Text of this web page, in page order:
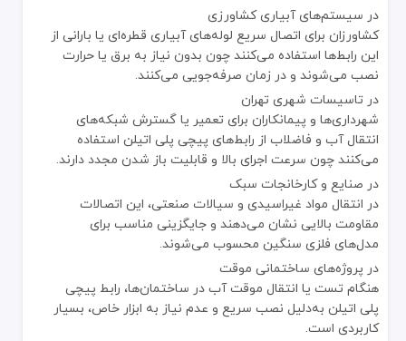
در سیستم‌های آبیاری کشاورزی
کشاورزان برای اتصال سریع لوله‌های آبیاری قطره‌ای یا بارانی از
این رابط‌ها استفاده می‌کنند چون بدون نیاز به برق یا حرارت
نصب می‌شوند و در زمان صرفه‌جویی می‌کنند.
در تاسیسات شهری تهران
شهرداری‌ها و پیمانکاران برای تعمیر یا گسترش شبکه‌های
انتقال آب و فاضلاب از رابط‌های پیچی پلی اتیلن استفاده
می‌کنند چون سرعت اجرای بالا و قابلیت باز شدن مجدد دارند.
در صنایع و کارخانجات سبک
در انتقال مواد غیراسیدی و سیالات صنعتی، این اتصالات
مقاومت بالایی نشان می‌دهند و جایگزینی مناسب برای
مدل‌های فلزی سنگین محسوب می‌شوند.
در پروژه‌های ساختمانی موقت
هنگام تست یا انتقال موقت آب در ساختمان‌ها، رابط پیچی
پلی اتیلن به‌دلیل نصب سریع و عدم نیاز به ابزار خاص، بسیار
کاربردی است.